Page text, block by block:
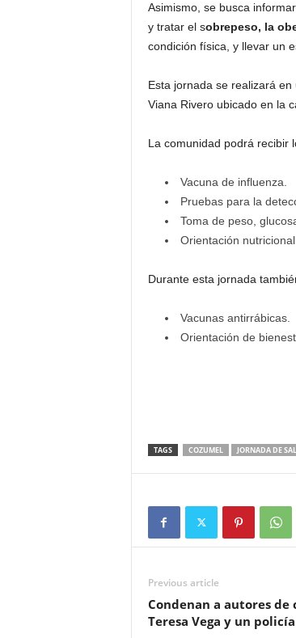
Asimismo, se busca
y tratar el sobrepeso, la
condición física, y llevar un
Esta jornada se realizará
Viana Rivero ubicado en la
La comunidad podrá recibir
Vacuna de influenza.
Pruebas para la
Toma de peso,
Orientación nutricional.
Durante esta jornada
Vacunas antirrábicas.
Orientación de
TAGS COZUMEL JORNADA DE
Previous article
Condenan a autores
Teresa Vega y un policía